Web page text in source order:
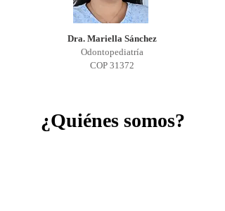
Dra. Mariella Sánchez
Odontopediatría
COP 31372
¿Quiénes somos?